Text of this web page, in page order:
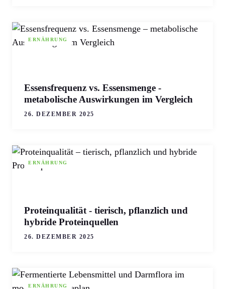
ERNÄHRUNG
Essensfrequenz vs. Essensmenge -
metabolische Auswirkungen im Vergleich
26. DEZEMBER 2025
ERNÄHRUNG
Proteinqualität - tierisch, pflanzlich und
hybride Proteinquellen
26. DEZEMBER 2025
ERNÄHRUNG